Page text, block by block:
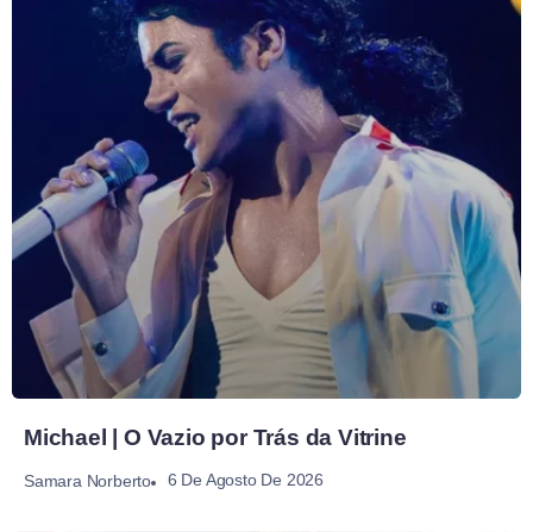
Michael | O Vazio por Trás da Vitrine
Samara Norberto 6 De Agosto De 2026